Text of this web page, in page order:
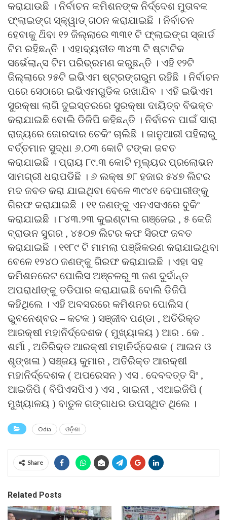
କରାଯାଉଛି । ନିର୍ବାଚନ କମିଶନଙ୍କ ନିର୍ଦ୍ଦେଶ ମୁତାବକ
ଫ୍ଲାଇଙ୍ଗ ସ୍କ୍ୱାଡ୍ ଗଠନ କରାଯାଇଛି । ନିର୍ବାଚନ
ହେବାକୁ ଥ‌ିବା ୧୨ ଜିଲ୍ଲାରେ ୩୩୧ ଟି ଫ୍ଲାଇଙ୍ଗ ସ୍କାର୍ଡ
ଟିମ ରହିଛନ୍ତି । ଏହାବ୍ୟତୀତ ୩୪୩ ଟି ଷ୍ଟାଟିକ
ସର୍ଭେଲାନ୍ସ ଟିମ ପରିଭ୍ରମଣ କରୁଛନ୍ତି । ଏହି ୧୨ଟି
ଜିଲ୍ଲାରେ ୨୫ଟି ଇଭିଏମ ଷ୍ଟ୍ରଙ୍ଗରୁମ ରହିଛି । ନିର୍ବାଚନ
ପରେ ସେଠାରେ ଇଭିଏମଗୁଡିକ ରଖାଯିବ । ଏହି ଇଭିଏମ
ସୁରକ୍ଷା ଲାଗି ଦୁଇସ୍ତରରେ ସୁରକ୍ଷା ଦାୟିତ୍ବ ବିଭକ୍ତ
କରାଯାଇଛି ବୋଲି ଡିଜିପି କହିଛନ୍ତି । ନିର୍ବାଚନ ପାଇଁ ସାରା
ରାଜ୍ୟରେ ଜୋରଦାର ଚେକିଂ ଚାଲିଛି । ଜାନୁଆରୀ ପହିଲାରୁ
ବର୍ତ୍ତମାନ ସୁଦ୍ଧା ୬.୦୩ କୋଟି ଟଙ୍କା ଜବତ
କରାଯାଇଛି । ପ୍ରାୟ ୮୯.୩ କୋଟି ମୂଲ୍ୟର ପ୍ରଲୋଭନ
ସାମଗ୍ରୀ ଧରାପଡିଛି । ୬ ଲକ୍ଷ ୭୮ ହଜାର ୫୪୭ ଲିଟର
ମଦ ଜବତ କରା ଯାଇଥିବା ବେଳେ ୩୯୪୧ ବେପାରୀଙ୍କୁ
ଗିରଫ କରାଯାଇଛି । ୧୧ ଜଣଙ୍କୁ ଏନଏସଏରେ ବୁକିଂ
କରାଯାଇଛି । ୮୪୩.୨୩ କୁଇଣ୍ଟାଲ ଗଞ୍ଜେଇ , ୫ କେଜି
ବ୍ରାଉନ ସୁଗର , ୪୫୦୭ ଲିଟର କଫ ସିରଫ ଜବତ
କରାଯାଇଛି । ୧୧୮୯ ଟି ମାମଲା ପଞ୍ଜିକରଣ କରାଯାଇଥିବା
ବେଳେ ୧୨୪୦ ଜଣଙ୍କୁ ଗିରଫ କରାଯାଇଛି । ଏହା ସହ
କମିଶନରେଟ ପୋଲିସ ଅଞ୍ଚଳରୁ ୩ ଜଣ ଦୁର୍ଦାନ୍ତ
ଅପରାଧୀଙ୍କୁ ତଡିପାର କରାଯାଇଛି ବୋଲି ଡିଜିପି
କହିଥିଲେ । ଏହି ଅବସରରେ କମିଶନର ପୋଲିସ (
ଭୁବନେଶ୍ବର – କଟକ ) ସଞ୍ଜୀବ ପଣ୍ଡା , ଅତିରିକ୍ତ
ଆରକ୍ଷୀ ମହାନିର୍ଦ୍ଦେଶକ ( ମୁଖ୍ୟାଳୟ ) ଆର . କେ .
ଶର୍ମା , ଅତିରିକ୍ତ ଆରକ୍ଷୀ ମହାନିର୍ଦ୍ଦେଶକ ( ଆଇନ ଓ
ଶୃଙ୍ଖଳା ) ସଞ୍ଜୟ କୁମାର , ଅତିରିକ୍ତ ଆରକ୍ଷୀ
ମହାନିର୍ଦ୍ଦେଶକ ( ଅପରେସନ ) ଏସ . ଦେବଦତ୍ତ ସିଂ ,
ଆଇଜିପି ( ବିପିଏସପିଏ ) ଏସ , ସାଇନୀ , ଏଆଇଜିପି (
ମୁଖ୍ୟାଳୟ ) ବାତୁଳ ଗଙ୍ଗାଧର ଉପସ୍ଥିତ ଥିଲେ ।
Odia ଓଡ଼ିଶା
Share
Related Posts